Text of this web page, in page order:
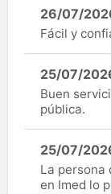
26/07/
Fácil y
25/07/
Buen
pública.
25/07/
La persona
en Imed lo